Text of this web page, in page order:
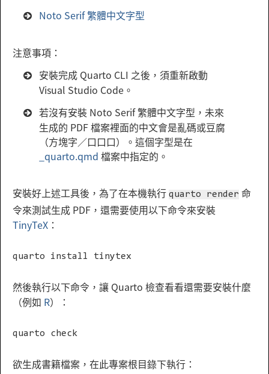
Noto Serif 繁體中文字型
注意事項：
安裝完成 Quarto CLI 之後，須重新啟動
Visual Studio Code。
若沒有安裝 Noto Serif 繁體中文字型，未來
生成的 PDF 檔案裡面的中文會是亂碼或豆腐
（方塊字／口口口）。這個字型是在
_quarto.qmd 檔案中指定的。
安裝好上述工具後，為了在本機執行 quarto render 命
令來測試生成 PDF，還需要使用以下命令來安裝
TinyTeX ：
quarto install tinytex
然後執行以下命令，讓 Quarto 檢查看看還需要安裝什麼
（例如 R）：
quarto check
欲生成書籍檔案，在此專案根目錄下執行：